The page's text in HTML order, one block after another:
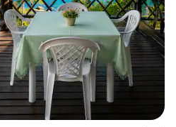
4.84 kati ya 5, tathmini 154